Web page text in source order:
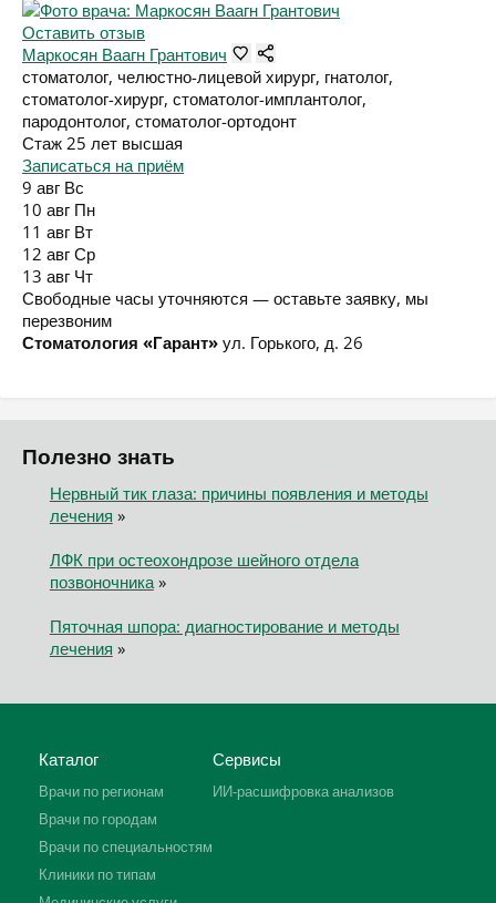
Оставить отзыв
Маркосян Ваагн Грантович
стоматолог, челюстно-лицевой хирург, гнатолог,
стоматолог-хирург, стоматолог-имплантолог,
пародонтолог, стоматолог-ортодонт
Стаж 25 лет высшая
Записаться на приём
9 авг Вс
10 авг Пн
11 авг Вт
12 авг Ср
13 авг Чт
Свободные часы уточняются — оставьте заявку, мы
перезвоним
Стоматология «Гарант» ул. Горького, д. 26
Полезно знать
Нервный тик глаза: причины появления и методы
лечения »
ЛФК при остеохондрозе шейного отдела
позвоночника»
Пяточная шпора: диагностирование и методы
лечения »
Каталог
Врачи по регионам
Врачи по городам
Врачи по специальностям
Клиники по типам
Сервисы
ИИ-расшифровка анализов